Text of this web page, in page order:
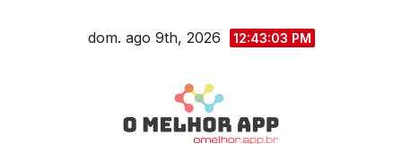
dom. ago 9th, 2026 12:43:04 PM